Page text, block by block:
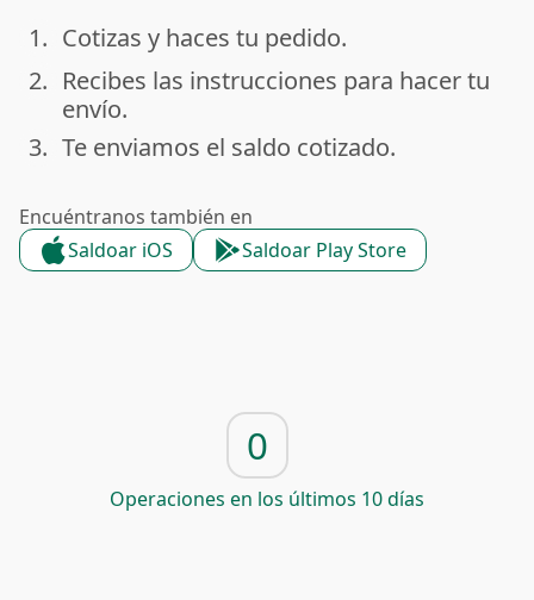
done
1. Cotizas y haces tu pedido.
done
2. Recibes las instrucciones para hacer tu
envío.
done
3. Te enviamos el saldo cotizado.
Encuéntranos también en
Saldoar iOS
Saldoar Play Store
0
Operaciones en los últimos 10 días